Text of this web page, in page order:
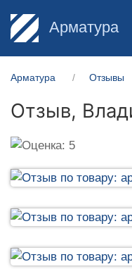
Арматура
Арматура Отзывы
Отзыв,